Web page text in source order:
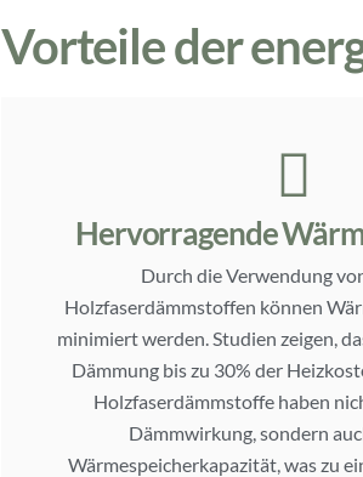
Vorteile der
Hervorragende
Durch die Verwendung
Holzfaserdämmstoffen können
minimiert werden. Studien zeigen,
Dämmung bis zu 30% der
Holzfaserdämmstoffe haben
Dämmwirkung, sondern
Wärmespeicherkapazität, was zu